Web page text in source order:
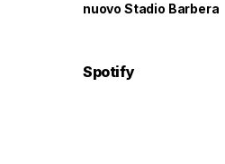
nuovo Stadio Barbera
Spotify